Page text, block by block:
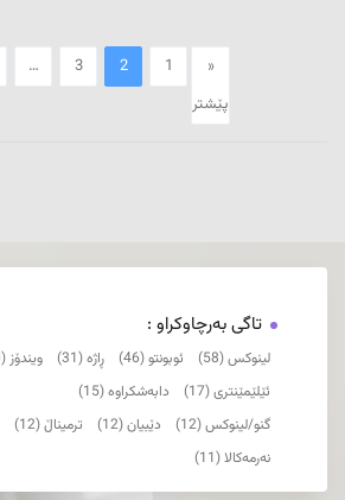
«
پێشتر
1
2
3
…
تاگی بەرچاوکراو :
لینوکس (58) ئوبونتو (46) ڕاژە (31)
ویندۆز (20)
ئێلێمێنتری (17)
دابەشکراوە (15)
گنو/لینوکس (12)
دێبیان (12)
ترمیناڵ (12)
نەرمەکالا (11)